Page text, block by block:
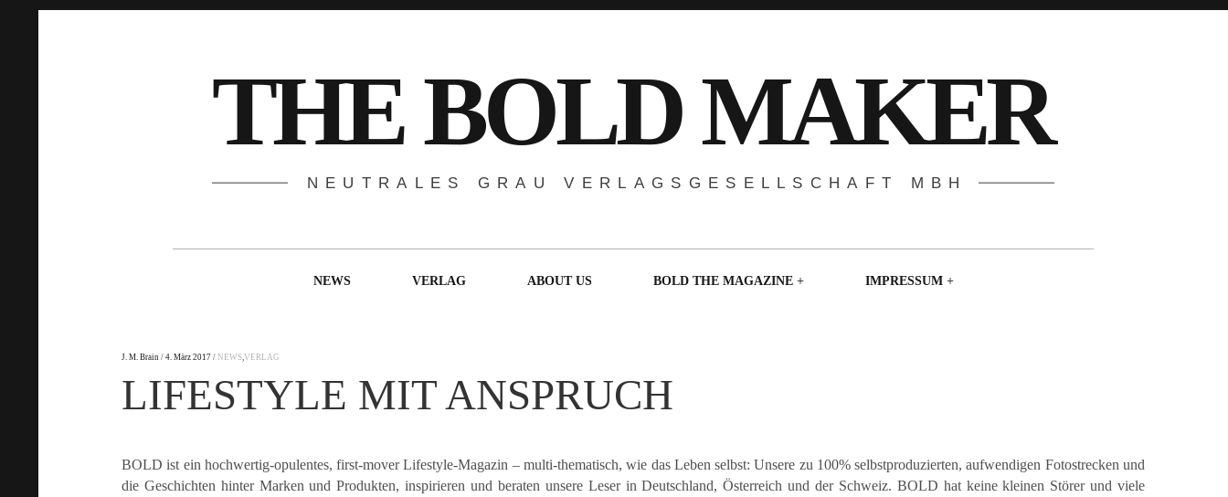
THE BOLD MAKER
NEUTRALES GRAU VERLAGSGESELLSCHAFT MBH
NEWS VERLAG ABOUT US BOLD THE MAGAZINE IMPRESSUM
J. M. Brain 4. März 2017 NEWS VERLAG
LIFESTYLE MIT ANSPRUCH
BOLD ist ein hochwertig-opulentes, first-mover Lifestyle-Magazin – multi-thematisch, wie das Leben selbst: Unsere zu 100% selbstproduzierten, aufwendigen Fotostrecken und
die Geschichten hinter Marken und Produkten, inspirieren und beraten unsere Leser in Deutschland, Österreich und der Schweiz. BOLD hat keine kleinen Störer und viele